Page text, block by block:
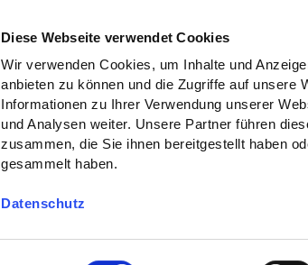
Diese Webseite verwendet Cookies
Wir verwenden Cookies, um Inhalte und
anbieten zu können und die Zugriffe auf unsere
Informationen zu Ihrer Verwendung unserer
und Analysen weiter. Unsere Partner führen
zusammen, die Sie ihnen bereitgestellt haben
gesammelt haben.
Datenschutz